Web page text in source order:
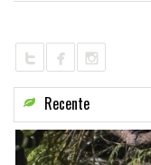
Recente